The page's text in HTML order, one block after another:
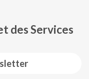
des Services